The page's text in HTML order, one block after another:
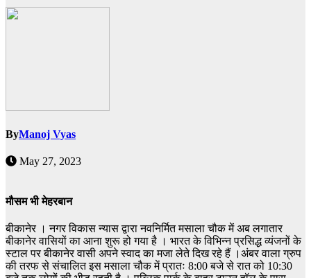
ByManoj Vyas
May 27, 2023
मौसम भी मेहरबान
बीकानेर । नगर विकास न्यास द्वारा नवनिर्मित मसाला चौक में अब लगातार
बीकानेर वासियों का आना शुरू हो गया है । भारत के विभिन्न प्रसिद्ध व्यंजनों के
स्टाल पर बीकानेर वासी अपने स्वाद का मजा लेते दिख रहे हैं ।अंबर वाला ग्रुप
की तरफ से संचालित इस मसाला चौक में प्रातः 8:00 बजे से रात को 10:30